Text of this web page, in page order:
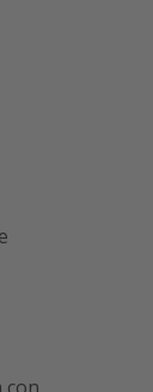
con